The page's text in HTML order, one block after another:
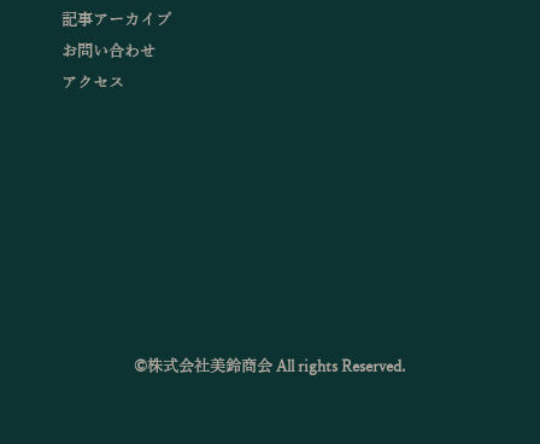
記事アーカイブ
お問い合わせ
アクセス
©株式会社美鈴商会 All rights Reserved.